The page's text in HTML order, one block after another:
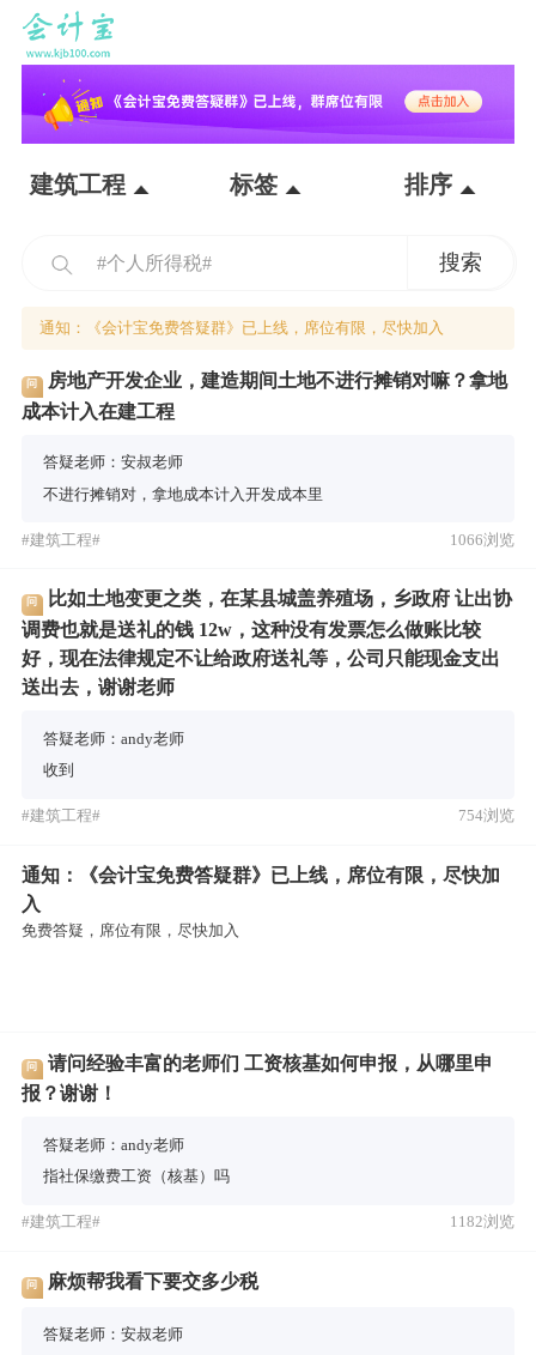
建筑工程 标签 排序
通知：《会计宝免费答疑群》已上线，席位有限，尽快加入
问
房地产开发企业，建造期间土地不进行摊销对嘛？拿地
成本计入在建工程
答疑老师：安叔老师
不进行摊销对，拿地成本计入开发成本里
#建筑工程# 1066浏览
问
比如土地变更之类，在某县城盖养殖场，乡政府 让出协
调费也就是送礼的钱 12w，这种没有发票怎么做账比较
好，现在法律规定不让给政府送礼等，公司只能现金支出
送出去，谢谢老师
答疑老师：andy老师
收到
#建筑工程# 754浏览
通知：《会计宝免费答疑群》已上线，席位有限，尽快加
入
免费答疑，席位有限，尽快加入
问
请问经验丰富的老师们 工资核基如何申报，从哪里申
报？谢谢！
答疑老师：andy老师
指社保缴费工资（核基）吗
#建筑工程# 1182浏览
问 麻烦帮我看下要交多少税
答疑老师：安叔老师